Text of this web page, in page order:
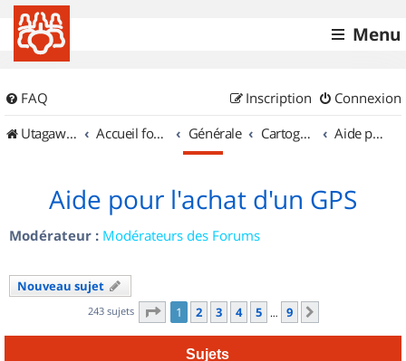
Menu
FAQ Connexion
Inscription
UtagawaVTT (Randos VTT et VTTAE avec traces GPS)
Accueil forum Générale Cartographie et GPS Aide pour l'achat d'un GPS
Aide pour l'achat d'un GPS
Modérateur : Modérateurs des Forums
Nouveau sujet
243 sujets Page 1sur
1 2 3 4 5 … 9
Sujets